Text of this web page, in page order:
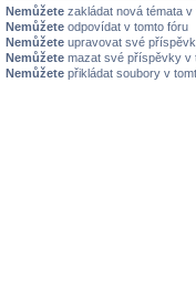
Nemůžete zakládat nová témata v
Nemůžete odpovídat v tomto fóru
Nemůžete upravovat své
Nemůžete mazat své příspěvky v
Nemůžete přikládat soubory v